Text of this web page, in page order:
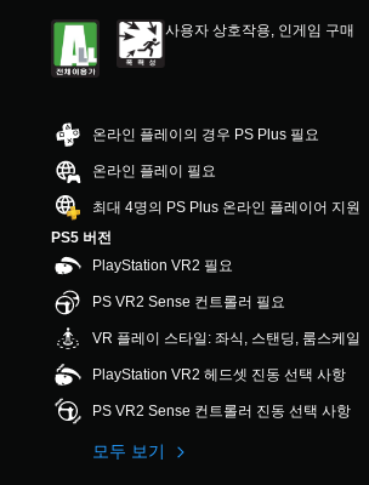
사용자 상호작용, 인게임 구매
온라인 플레이의 경우 PS Plus 필요
온라인 플레이 필요
최대 4명의 PS Plus 온라인 플레이어 지원
PS5 버전
PlayStation VR2 필요
PS VR2 Sense 컨트롤러 필요
VR 플레이 스타일: 좌식, 스탠딩, 룸스케일
PlayStation VR2 헤드셋 진동 선택 사항
PS VR2 Sense 컨트롤러 진동 선택 사항
모두 보기